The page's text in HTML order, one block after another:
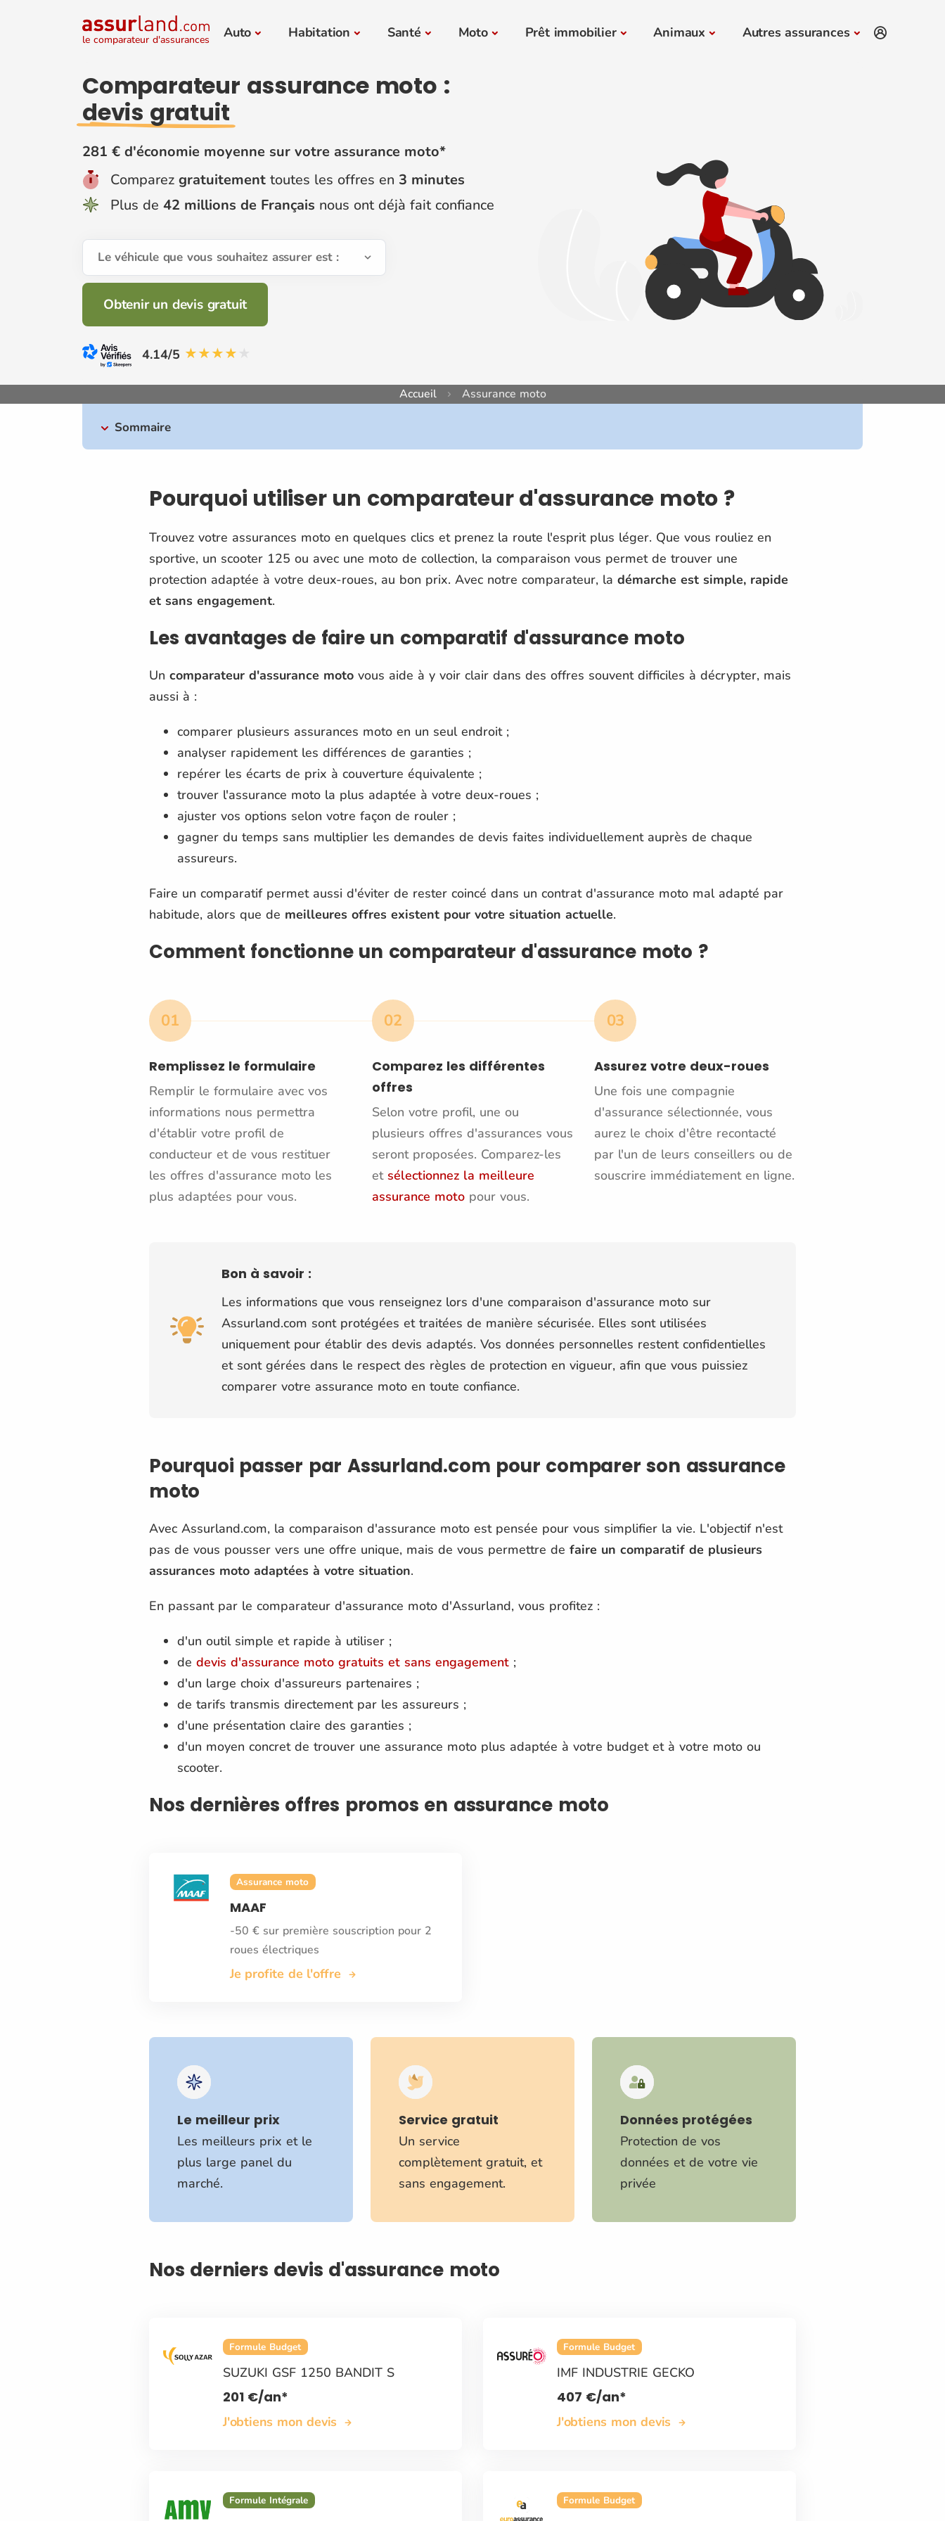
le comparateur d'assurances Auto Habitation Santé Moto Prêt immobilier Animaux Autres assurances
Comparateur assurance moto :
devis gratuit
281 € d'économie moyenne sur votre assurance moto*
Comparez gratuitement toutes les offres en 3 minutes
Plus de 42 millions de Français nous ont déjà fait confiance
Le véhicule que vous souhaitez assurer est :
Obtenir un devis gratuit
4.14/5
Accueil Assurance moto
Sommaire
Pourquoi utiliser un comparateur d'assurance moto ?
Trouvez votre assurances moto en quelques clics et prenez la route l'esprit plus léger. Que vous rouliez en
sportive, un scooter 125 ou avec une moto de collection, la comparaison vous permet de trouver une
protection adaptée à votre deux-roues, au bon prix. Avec notre comparateur, la démarche est simple, rapide
et sans engagement.
Les avantages de faire un comparatif d'assurance moto
Un comparateur d'assurance moto vous aide à y voir clair dans des offres souvent difficiles à décrypter, mais
aussi à :
comparer plusieurs assurances moto en un seul endroit ;
analyser rapidement les différences de garanties ;
repérer les écarts de prix à couverture équivalente ;
trouver l'assurance moto la plus adaptée à votre deux-roues ;
ajuster vos options selon votre façon de rouler ;
gagner du temps sans multiplier les demandes de devis faites individuellement auprès de chaque
assureurs.
Faire un comparatif permet aussi d'éviter de rester coincé dans un contrat d'assurance moto mal adapté par
habitude, alors que de meilleures offres existent pour votre situation actuelle.
Comment fonctionne un comparateur d'assurance moto ?
01
Remplissez le formulaire
Remplir le formulaire avec vos
informations nous permettra
d'établir votre profil de
conducteur et de vous restituer
les offres d'assurance moto les
plus adaptées pour vous.
02
Comparez les différentes
offres
Selon votre profil, une ou
plusieurs offres d'assurances vous
seront proposées. Comparez-les
et sélectionnez la meilleure
assurance motopour vous.
03
Assurez votre deux-roues
Une fois une compagnie
d'assurance sélectionnée, vous
aurez le choix d'être recontacté
par l'un de leurs conseillers ou de
souscrire immédiatement en ligne.
Bon à savoir :
Les informations que vous renseignez lors d'une comparaison d'assurance moto sur
Assurland.com sont protégées et traitées de manière sécurisée. Elles sont utilisées
uniquement pour établir des devis adaptés. Vos données personnelles restent confidentielles
et sont gérées dans le respect des règles de protection en vigueur, afin que vous puissiez
comparer votre assurance moto en toute confiance.
Pourquoi passer par Assurland.com pour comparer son assurance
moto
Avec Assurland.com, la comparaison d'assurance moto est pensée pour vous simplifier la vie. L'objectif n'est
pas de vous pousser vers une offre unique, mais de vous permettre de faire un comparatif de plusieurs
assurances moto adaptées à votre situation.
En passant par le comparateur d'assurance moto d'Assurland, vous profitez :
d'un outil simple et rapide à utiliser ;
de devis d'assurance moto gratuits et sans engagement ;
d'un large choix d'assureurs partenaires ;
de tarifs transmis directement par les assureurs ;
d'une présentation claire des garanties ;
d'un moyen concret de trouver une assurance moto plus adaptée à votre budget et à votre moto ou
scooter.
Nos dernières offres promos en assurance moto
Assurance moto
MAAF
-50 € sur première souscription pour 2
roues électriques
Je profite de l'offre
Le meilleur prix
Les meilleurs prix et le
plus large panel du
marché.
Service gratuit
Un service
complètement gratuit, et
sans engagement.
Données protégées
Protection de vos
données et de votre vie
privée
Nos derniers devis d'assurance moto
Formule Budget
SUZUKI GSF 1250 BANDIT S
201 €/an*
J'obtiens mon devis
Formule Budget
IMF INDUSTRIE GECKO
407 €/an*
J'obtiens mon devis
Formule Intégrale Formule Budget